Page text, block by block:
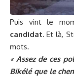
Puis vint le
candidat. Et là,
mots.
« Assez de ces
Bikélé que le